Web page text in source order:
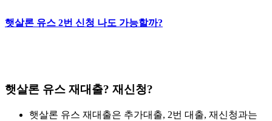
햇살론 유스 2번 신청 나도 가능할까?
햇살론 유스 재대출? 재신청?
햇살론 유스 재대출은 추가대출, 2번 대출, 재신청과는